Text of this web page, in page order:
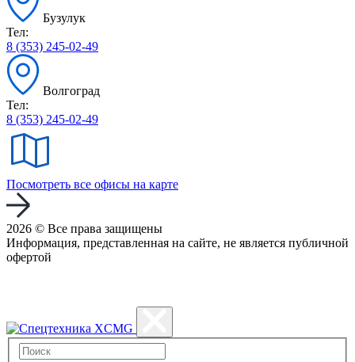
Бузулук
Тел:
8 (353) 245-02-49
Волгоград
Тел:
8 (353) 245-02-49
Посмотреть все офисы на карте
2026 © Все права защищены
Информация, представленная на сайте, не является публичной
офертой